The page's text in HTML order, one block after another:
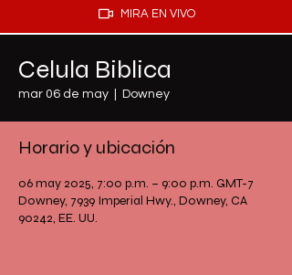
MIRA EN VIVO
Celula Biblica
mar 06 de may Downey
Horario y ubicación
06 may 2025, 7:00 p.m. – 9:00 p.m. GMT-7
Downey, 7939 Imperial Hwy., Downey, CA
90242, EE. UU.